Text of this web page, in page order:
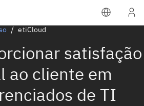
etiCloud
satisfação
ao cliente em
de TI